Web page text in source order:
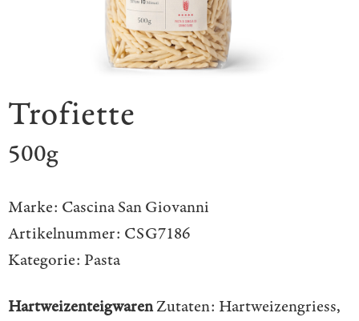
Trofiette
500g
Marke: Cascina San Giovanni
Artikelnummer: CSG7186
Kategorie: Pasta
HartweizenteigwarenZutaten: Hartweizengriess,